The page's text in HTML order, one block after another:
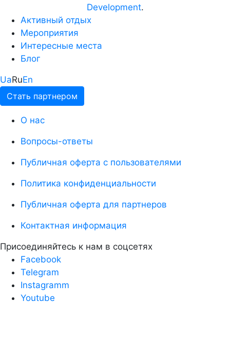
Development.
Активный отдых
Мероприятия
Интересные места
Блог
UaRuEn
Стать партнером
О нас
Вопросы-ответы
Публичная оферта с пользователями
Политика конфиденциальности
Публичная оферта для партнеров
Контактная информация
Присоединяйтесь к нам в соцсетях
Facebook
Telegram
Instagramm
Youtube